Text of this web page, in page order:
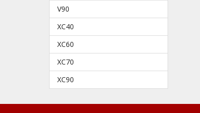
V90
XC40
XC60
XC70
XC90